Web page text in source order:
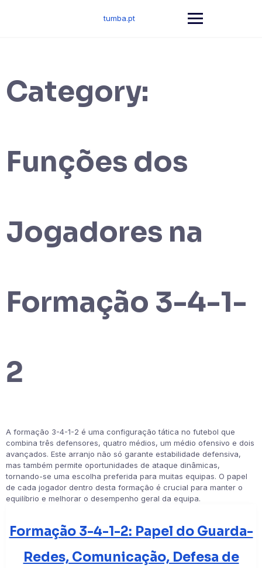
tumba.pt
Category:
Funções dos
Jogadores na
Formação 3-4-1-
2
A formação 3-4-1-2 é uma configuração tática no futebol que
combina três defensores, quatro médios, um médio ofensivo e dois
avançados. Este arranjo não só garante estabilidade defensiva,
mas também permite oportunidades de ataque dinâmicas,
tornando-se uma escolha preferida para muitas equipas. O papel
de cada jogador dentro desta formação é crucial para manter o
equilíbrio e melhorar o desempenho geral da equipa.
Formação 3-4-1-2: Papel do Guarda-
Redes, Comunicação, Defesa de